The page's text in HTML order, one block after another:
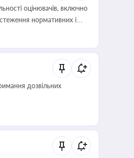
оцінювачів, включно
нормативних і
діяльності
дозвільних